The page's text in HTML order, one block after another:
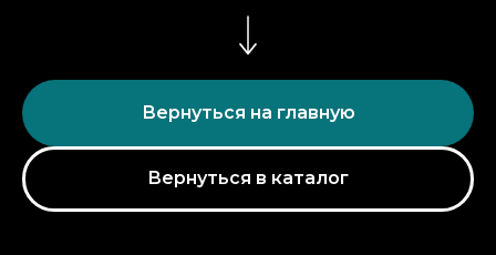
Вернуться на главную
Вернуться в каталог